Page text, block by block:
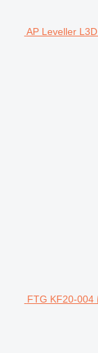
AP Leveller
FTG KF20-004